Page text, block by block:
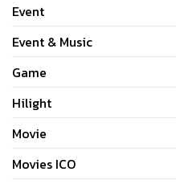
Event
Event & Music
Game
Hilight
Movie
Movies ICO